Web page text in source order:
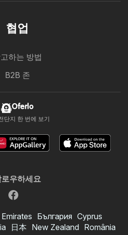
협업
하는 방법
B2B 존
Oferlo
단지 한 번에 보기
로우하세요
България Cyprus
日本 New Zealand România